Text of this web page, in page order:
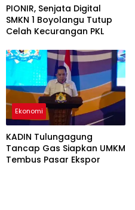
PIONIR, Senjata Digital
SMKN 1 Boyolangu Tutup
Celah Kecurangan PKL
Ekonomi
KADIN Tulungagung
Tancap Gas Siapkan UMKM
Tembus Pasar Ekspor